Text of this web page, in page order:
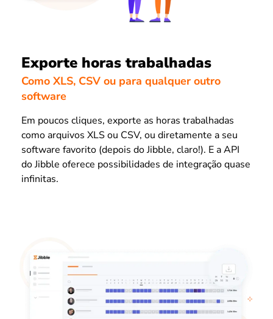
Exporte horas trabalhadas
Como XLS, CSV ou para qualquer outro
software
Em poucos cliques, exporte as horas trabalhadas
como arquivos XLS ou CSV, ou diretamente a seu
software favorito (depois do Jibble, claro!). E a API
do Jibble oferece possibilidades de integração quase
infinitas.